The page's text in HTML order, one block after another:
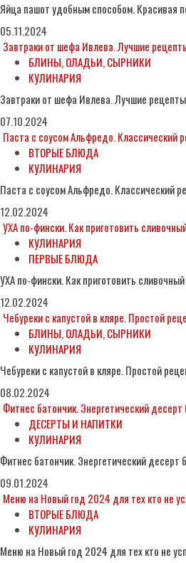
Яйца пашот удобным способом. Красивая
05.11.2024
Завтраки от шефа Ивлева. Лучшие
БЛИНЫ, ОЛАДЬИ, СЫРНИКИ
КУЛИНАРИЯ
Завтраки от шефа Ивлева. Лучшие
07.10.2024
Паста с соусом Альфредо. Классический
ВТОРЫЕ БЛЮДА
КУЛИНАРИЯ
Паста с соусом Альфредо. Классический
12.02.2024
УХА по-фински. Как приготовить
КУЛИНАРИЯ
ПЕРВЫЕ БЛЮДА
УХА по-фински. Как приготовить
12.02.2024
Чебуреки с капустой в кляре. Простой
БЛИНЫ, ОЛАДЬИ, СЫРНИКИ
КУЛИНАРИЯ
Чебуреки с капустой в кляре. Простой
08.02.2024
Фитнес батончик. Энергетический десерт
ДЕСЕРТЫ И НАПИТКИ
КУЛИНАРИЯ
Фитнес батончик. Энергетический десерт
09.01.2024
Меню на Новый год 2024 для тех кто не
ВТОРЫЕ БЛЮДА
КУЛИНАРИЯ
Меню на Новый год 2024 для тех кто не